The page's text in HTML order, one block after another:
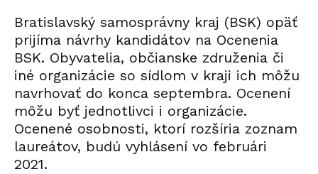
Bratislavský samosprávny kraj (BSK) opäť
prijíma návrhy kandidátov na Ocenenia
BSK. Obyvatelia, občianske združenia či
iné organizácie so sídlom v kraji ich môžu
navrhovať do konca septembra. Ocenení
môžu byť jednotlivci i organizácie.
Ocenené osobnosti, ktorí rozšíria zoznam
laureátov, budú vyhlásení vo februári
2021.